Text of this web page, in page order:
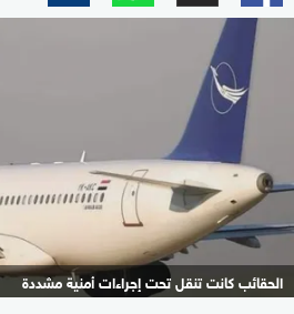
الحقائب كانت تنقل تحت إجراءات أمنية مشددة